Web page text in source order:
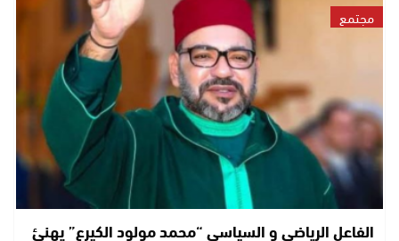
مجتمع
الفاعل الرياضي و السياسي “محمد مولود الكيرع” يهنئ